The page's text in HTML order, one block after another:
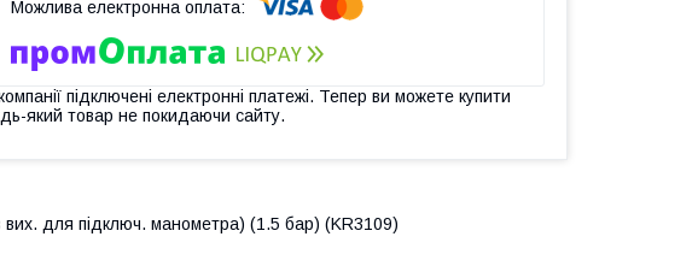
підключені електронні платежі. Тепер ви можете купити
який товар не покидаючи сайту.
для підключ. манометра) (1.5 бар) (KR3109)